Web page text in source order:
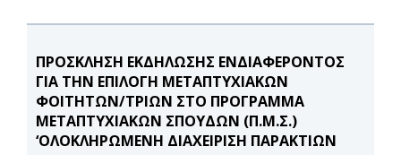
ΠΡΟΣΚΛΗΣΗ ΕΚΔΗΛΩΣΗΣ ΕΝΔΙΑΦΕΡΟΝΤΟΣ
ΓΙΑ ΤΗΝ ΕΠΙΛΟΓΗ ΜΕΤΑΠΤΥΧΙΑΚΩΝ
ΦΟΙΤΗΤΩΝ/ΤΡΙΩΝ ΣΤΟ ΠΡΟΓΡΑΜΜΑ
ΜΕΤΑΠΤΥΧΙΑΚΩΝ ΣΠΟΥΔΩΝ (Π.Μ.Σ.)
‘ΟΛΟΚΛΗΡΩΜΕΝΗ ΔΙΑΧΕΙΡΙΣΗ ΠΑΡΑΚΤΙΩΝ